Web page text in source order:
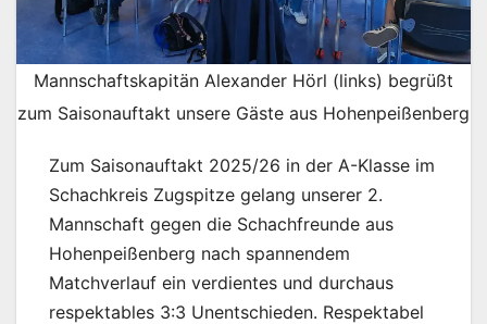
Mannschaftskapitän Alexander Hörl (links) begrüßt
zum Saisonauftakt unsere Gäste aus Hohenpeißenberg
Zum Saisonauftakt 2025/26 in der A-Klasse im
Schachkreis Zugspitze gelang unserer 2.
Mannschaft gegen die Schachfreunde aus
Hohenpeißenberg nach spannendem
Matchverlauf ein verdientes und durchaus
respektables 3:3 Unentschieden. Respektabel